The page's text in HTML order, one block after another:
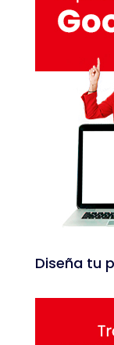
Diseña tu